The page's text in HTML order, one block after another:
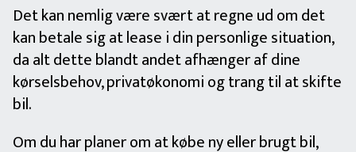
Det kan nemlig være svært at regne ud om det
kan betale sig at lease i din personlige situation,
da alt dette blandt andet afhænger af dine
kørselsbehov, privatøkonomi og trang til at skifte
bil.
Om du har planer om at købe ny eller brugt bil,